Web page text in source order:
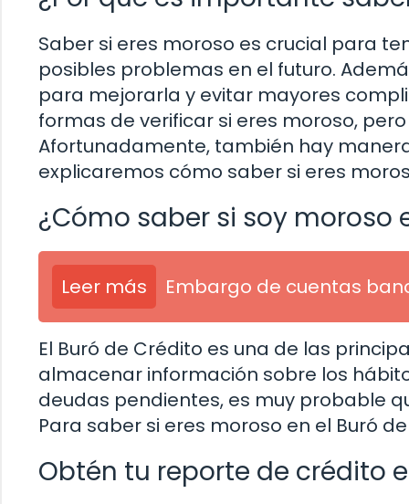
Saber si eres moroso es crucial para
posibles problemas en el futuro.
para mejorarla y evitar mayores
formas de verificar si eres moroso,
Afortunadamente, también hay
explicaremos cómo saber si eres
¿Cómo saber si soy moroso
Leer más Embargo de cuentas
El Buró de Crédito es una de las
almacenar información sobre los
deudas pendientes, es muy probable
Para saber si eres moroso en el Buró
Obtén tu reporte de crédito